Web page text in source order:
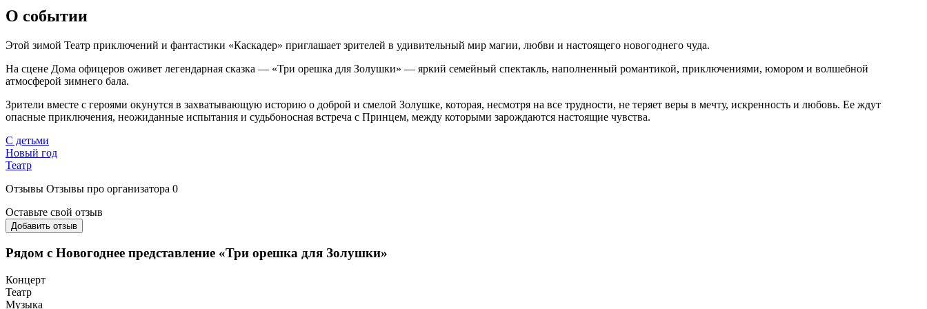
О событии
Этой зимой Театр приключений и фантастики «Каскадер» приглашает зрителей в удивительный мир магии, любви и настоящего новогоднего чуда.
На сцене Дома офицеров оживет легендарная сказка — «Три орешка для Золушки» — яркий семейный спектакль, наполненный романтикой, приключениями, юмором и волшебной
атмосферой зимнего бала.
Зрители вместе с героями окунутся в захватывающую историю о доброй и смелой Золушке, которая, несмотря на все трудности, не теряет веры в мечту, искренность и любовь. Ее ждут
опасные приключения, неожиданные испытания и судьбоносная встреча с Принцем, между которыми зарождаются настоящие чувства.
С детьми
Новый год
Театр
Отзывы Отзывы про организатора 0
Оставьте свой отзыв
Добавить отзыв
Рядом с Новогоднее представление «Три орешка для Золушки»
Концерт
Театр
Музыка